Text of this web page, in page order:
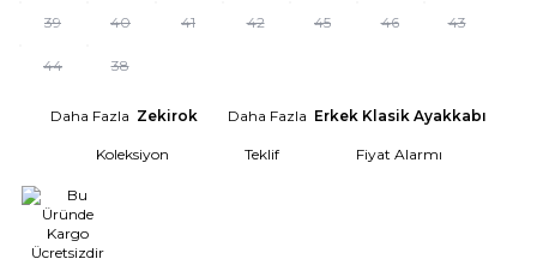
39 40 41 42 45 46 43
44 38
Daha Fazla Zekirok Daha Fazla Erkek Klasik Ayakkabı
Koleksiyon Teklif Fiyat Alarmı